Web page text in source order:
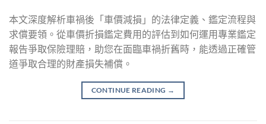
本文深度解析車禍後「車價減損」的法律定義、鑑定流程與
求償要領。從車價折損鑑定費用的評估到如何運用專業鑑定
報告爭取保險理賠，助您在面臨車禍折舊時，能透過正確管
道爭取合理的財產損失補償。
CONTINUE READING →